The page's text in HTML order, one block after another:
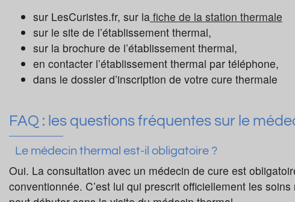
sur LesCuristes.fr, sur la fiche de la station thermale
sur le site de l’établissement thermal,
sur la brochure de l’établissement thermal,
en contacter l’établissement thermal par téléphone,
dans le dossier d’inscription de votre cure thermale
FAQ : les questions fréquentes sur le
Le médecin thermal est-il obligatoire ?
Oui. La consultation avec un médecin de cure est
conventionnée. C’est lui qui prescrit officiellement les